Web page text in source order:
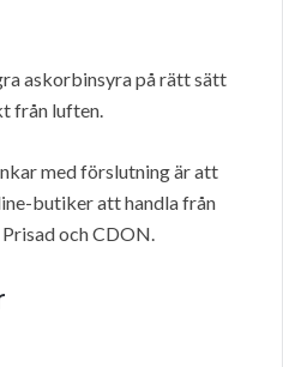
askorbinsyra på rätt sätt
från luften.
med förslutning är att
butiker att handla från
och CDON.